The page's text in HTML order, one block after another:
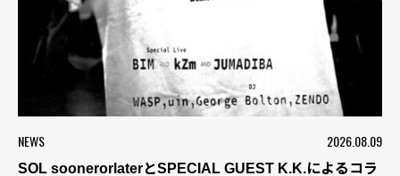
NEWS 2026.08.09
SOL soonerorlaterとSPECIAL GUEST K.K.によるコラ